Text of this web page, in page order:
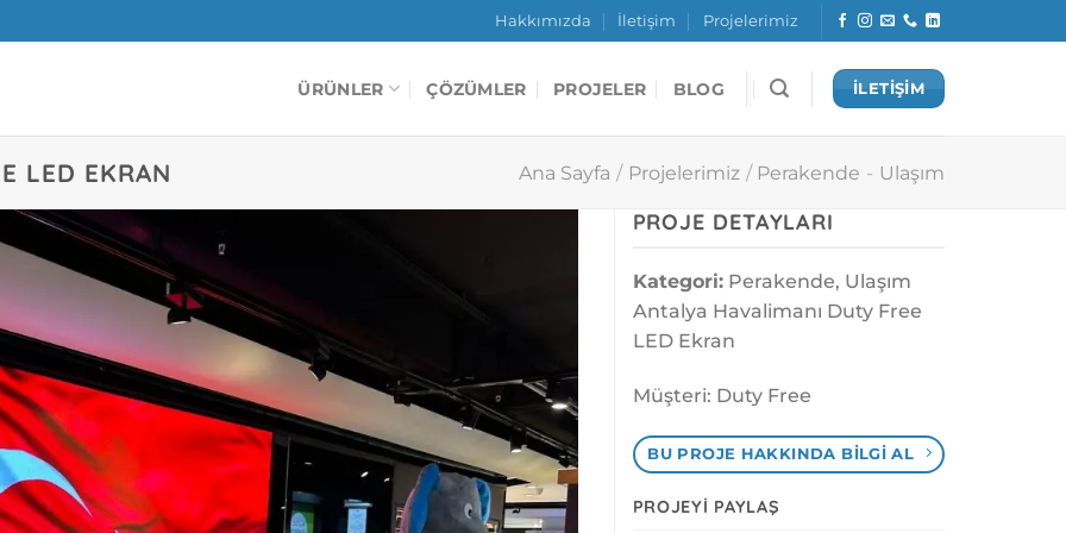
Hakkımızda İletişim Projelerimiz
ÜRÜNLER ÇÖZÜMLER PROJELER BLOG İLETİŞİM
LED EKRAN Ana Sayfa / Projelerimiz / Perakende - Ulaşım
PROJE DETAYLARI
Kategori:Perakende, Ulaşım
Antalya Havalimanı Duty Free
LED Ekran
Müşteri: Duty Free
BU PROJE HAKKINDA BILGI AL
PROJEYI PAYLAŞ